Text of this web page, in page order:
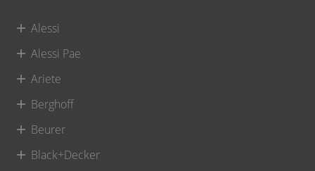
Alessi
Alessi Pae
Ariete
Berghoff
Beurer
Black+Decker